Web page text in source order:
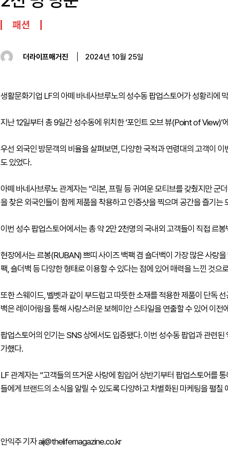
패션
더라이프매거진 2024년 10월 25일
생활문화기업 LF의 아떼 바네사브루노의 성수동 팝업스토어가 성황리에
지난 12일부터 총 9일간 성수동에 위치한 ‘포인트 오브 뷰(Point of View)’
우선 외국인 방문객의 비율을 살펴보면, 다양한 국적과 연령대의 고객이
도 있었다.
아떼 바네사브루노 관계자는 “리본, 프릴 등 귀여운 모티브를 갖췄지만 군
을 찾은 외국인들이 함께 제품을 착용하고 인증샷을 찍으며 공간을 즐기는
이번 성수 팝업스토어에서는 총 약 2만 2천명의 국내외 고객들이 직접 르
현장에서는 르봉(RUBAN) 쁘띠 사이즈 백팩 겸 숄더백이 가장 많은 사랑
팩, 숄더백 등 다양한 형태로 이용할 수 있다는 점에 있어 매력을 느낀 것으
또한 스웨이드, 벨벳과 같이 부드럽고 따뜻한 소재를 적용한 제품이 단독
백은 레이어링을 통해 사랑스러운 보헤미안 스타일을 연출할 수 있어 이전
팝업스토어의 인기는 SNS 상에서도 입증됐다. 이번 성수동 팝업과 관련
가했다.
LF 관계자는 “고객들의 뜨거운 사랑에 힘입어 상반기부터 팝업스토어를
들에게 브랜드의 소식을 알릴 수 있도록 다양하고 차별화된 마케팅을 펼칠
안익주 기자 aij@thelifemagazine.co.kr